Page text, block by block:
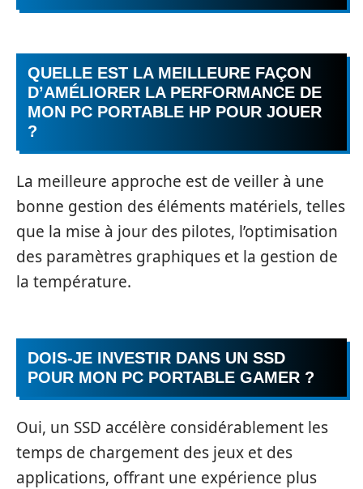
QUELLE EST LA MEILLEURE FAÇON
D’AMÉLIORER LA PERFORMANCE DE
MON PC PORTABLE HP POUR JOUER
?
La meilleure approche est de veiller à une
bonne gestion des éléments matériels, telles
que la mise à jour des pilotes, l’optimisation
des paramètres graphiques et la gestion de
la température.
DOIS-JE INVESTIR DANS UN SSD
POUR MON PC PORTABLE GAMER ?
Oui, un SSD accélère considérablement les
temps de chargement des jeux et des
applications, offrant une expérience plus